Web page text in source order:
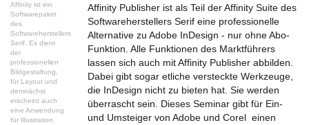
Affinity ist ein
Softwarepaket
des
Softwareherstellers
Serif. Es dient
der
professionellen
Bildgestaltung,
für Layout und
demnächst
erscheint auch
eine Anwendung
für Illustration.
Affinity Publisher ist als Teil der Affinity Suite des
Softwareherstellers Serif eine professionelle
Alternative zu Adobe InDesign - nur ohne Abo-
Funktion. Alle Funktionen des Marktführers
lassen sich auch mit Affinity Publisher abbilden.
Dabei gibt sogar etliche versteckte Werkzeuge,
die InDesign nicht zu bieten hat. Sie werden
überrascht sein. Dieses Seminar gibt für Ein-
und Umsteiger von Adobe und Corel einen